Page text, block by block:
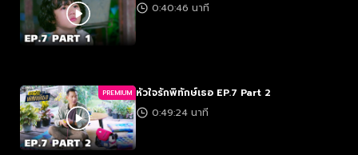
0:40:46 นาที
PREMIUM หัวใจรักพิทักษ์เธอ EP.7 Part 2
0:49:24 นาที